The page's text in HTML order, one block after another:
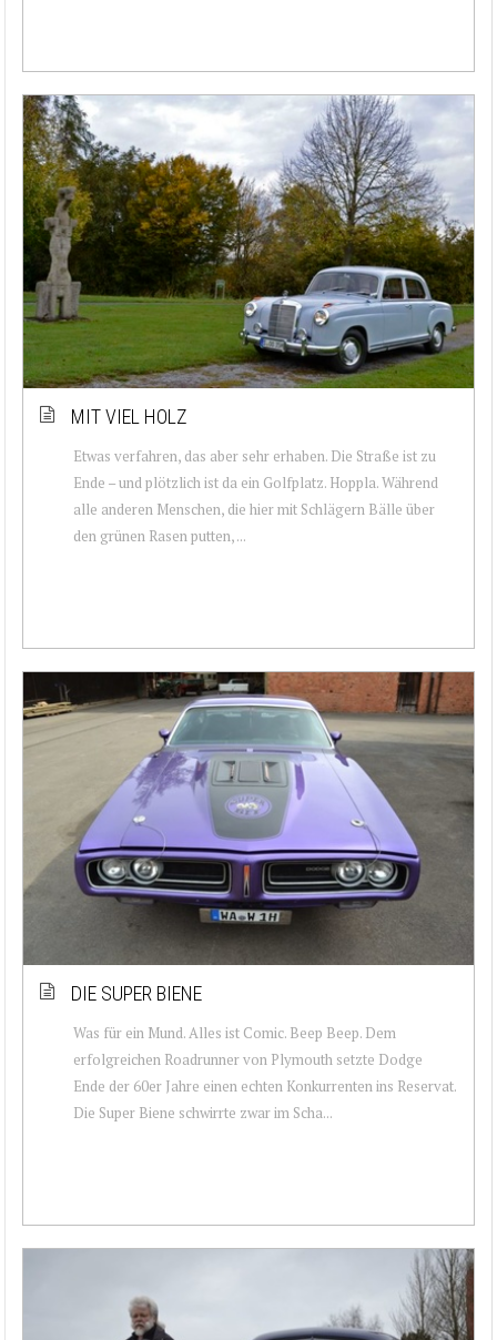
MIT VIEL HOLZ
Etwas verfahren, das aber sehr erhaben. Die Straße ist zu
Ende – und plötzlich ist da ein Golfplatz. Hoppla. Während
alle anderen Menschen, die hier mit Schlägern Bälle über
den grünen Rasen putten, ...
DIE SUPER BIENE
Was für ein Mund. Alles ist Comic. Beep Beep. Dem
erfolgreichen Roadrunner von Plymouth setzte Dodge
Ende der 60er Jahre einen echten Konkurrenten ins Reservat.
Die Super Biene schwirrte zwar im Scha...